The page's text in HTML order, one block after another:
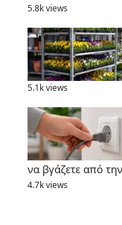
5.8k views
5.1k views
να βγάζετε από
4.7k views